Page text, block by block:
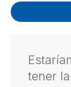
tener